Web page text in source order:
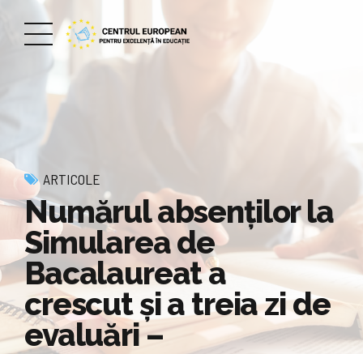
ARTICOLE
Numărul absenților la
Simularea de
Bacalaureat a
crescut și a treia zi de
evaluări –